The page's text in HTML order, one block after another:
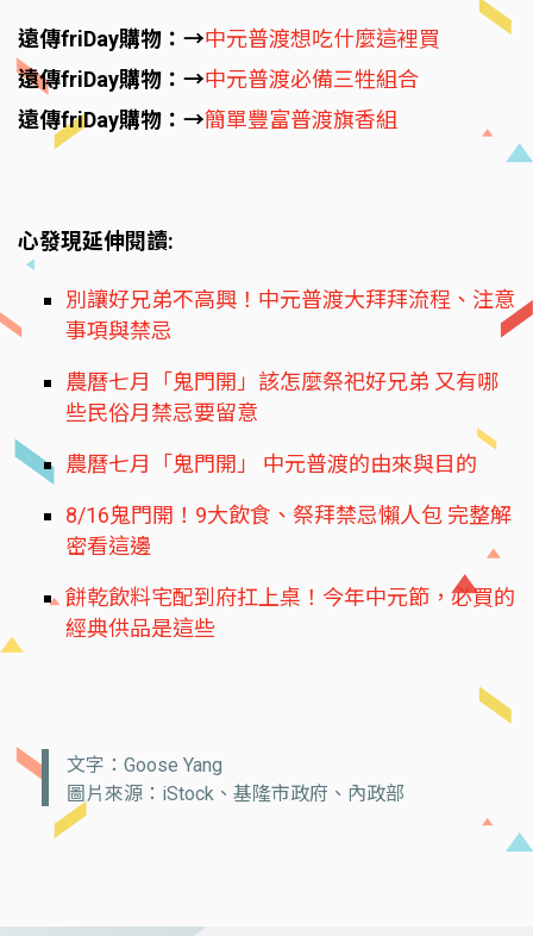
遠傳friDay購物：→中元普渡想吃什麼這裡買
遠傳friDay購物：→中元普渡必備三牲組合
遠傳friDay購物：→簡單豐富普渡旗香組
心發現延伸閱讀:
別讓好兄弟不高興！中元普渡大拜拜流程、注意
事項與禁忌
農曆七月「鬼門開」該怎麼祭祀好兄弟 又有哪
些民俗月禁忌要留意
農曆七月「鬼門開」 中元普渡的由來與目的
8/16鬼門開！9大飲食、祭拜禁忌懶人包 完整解
密看這邊
餅乾飲料宅配到府扛上桌！今年中元節，必買的
經典供品是這些
文字：Goose Yang
圖片來源：iStock、基隆市政府、內政部